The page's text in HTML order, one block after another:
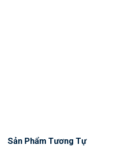
Sản Phẩm Tương Tự